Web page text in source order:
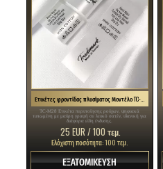
TC-M28 Ετικέτα περιποίησης ρούχων, ψηφιακά
τυπωμένη με μαύρη γραφή σε λευκό σατέν, ιδανική για
διάφορα είδη ένδυσης.
25 EUR / 100 τεμ.
Ελάχιστη ποσότητα: 100 τεμ.
ΕΞΑΤΟΜΙΚΕΥΣΗ